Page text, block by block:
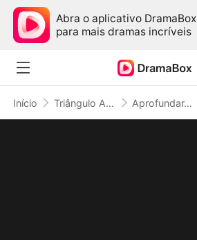
Abra o aplicativo DramaBox
para mais dramas incríveis
Início Triângulo Amoroso Aprofundar-se no Amor por Um Malandro de Terno